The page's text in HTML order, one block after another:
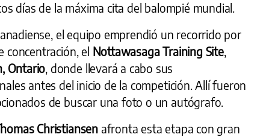
días de la máxima cita del balompié mundial.
el equipo emprendió un recorrido por
concentración, el Nottawasaga Training Site,
Ontario, donde llevará a cabo sus
antes del inicio de la competición. Allí fueron
de buscar una foto o un autógrafo.
Christiansenafronta esta etapa con gran